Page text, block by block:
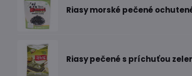
Riasy morské pečené
Riasy pečené s príchuťou